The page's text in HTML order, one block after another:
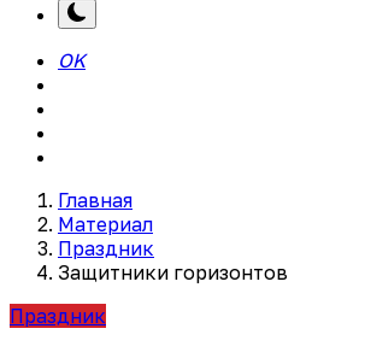
OK
Главная
Материал
Праздник
Защитники горизонтов
Праздник